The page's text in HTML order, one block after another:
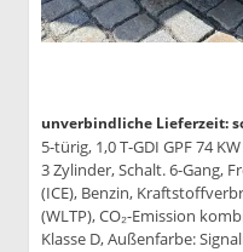
unverbindliche Lieferzeit:
5-türig, 1,0 T-GDI GPF 74
3 Zylinder, Schalt. 6-Gang,
(ICE), Benzin,
(WLTP), CO₂-Emission
Klasse D, Außenfarbe: